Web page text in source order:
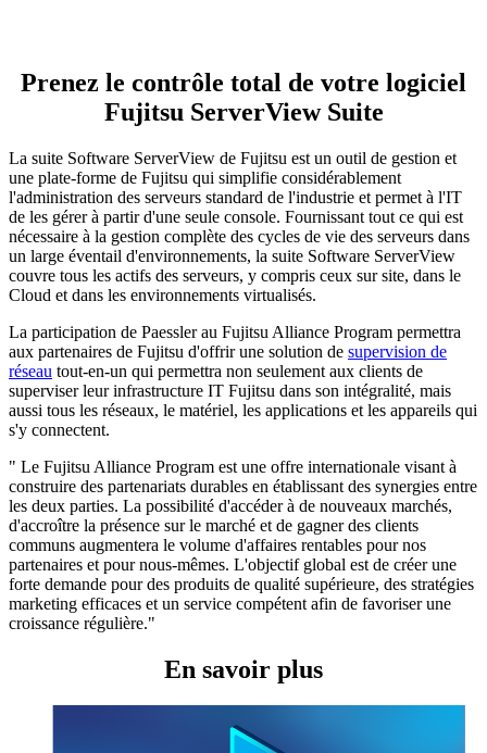
Prenez le contrôle total de votre logiciel
Fujitsu ServerView Suite
La suite Software ServerView de Fujitsu est un outil de gestion et
une plate-forme de Fujitsu qui simplifie considérablement
l'administration des serveurs standard de l'industrie et permet à l'IT
de les gérer à partir d'une seule console. Fournissant tout ce qui est
nécessaire à la gestion complète des cycles de vie des serveurs dans
un large éventail d'environnements, la suite Software ServerView
couvre tous les actifs des serveurs, y compris ceux sur site, dans le
Cloud et dans les environnements virtualisés.
La participation de Paessler au Fujitsu Alliance Program permettra
aux partenaires de Fujitsu d'offrir une solution de supervision de
réseau tout-en-un qui permettra non seulement aux clients de
superviser leur infrastructure IT Fujitsu dans son intégralité, mais
aussi tous les réseaux, le matériel, les applications et les appareils qui
s'y connectent.
" Le Fujitsu Alliance Program est une offre internationale visant à
construire des partenariats durables en établissant des synergies entre
les deux parties. La possibilité d'accéder à de nouveaux marchés,
d'accroître la présence sur le marché et de gagner des clients
communs augmentera le volume d'affaires rentables pour nos
partenaires et pour nous-mêmes. L'objectif global est de créer une
forte demande pour des produits de qualité supérieure, des stratégies
marketing efficaces et un service compétent afin de favoriser une
croissance régulière."
En savoir plus